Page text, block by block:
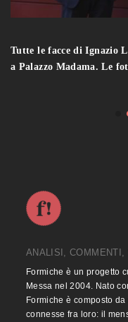
Tutte le facce di Ignazio
a Palazzo Madama. Le
ANALISI, COMMENTI,
Formiche è un progetto
Messa nel 2004. Nato
Formiche è composto
connesse fra loro: il